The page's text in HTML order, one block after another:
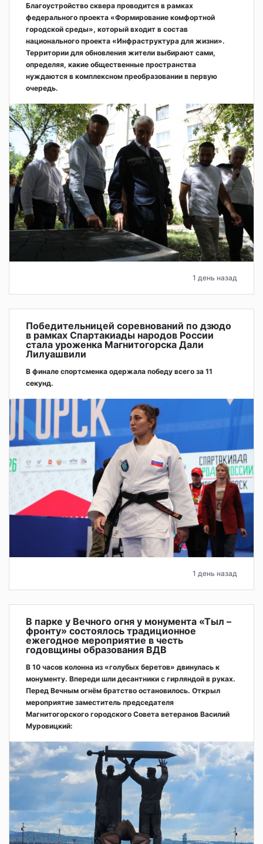
Благоустройство сквера проводится в рамках
федерального проекта «Формирование комфортной
городской среды», который входит в состав
национального проекта «Инфраструктура для жизни».
Территории для обновления жители выбирают сами,
определяя, какие общественные пространства
нуждаются в комплексном преобразовании в первую
очередь.
1 день назад
Победительницей соревнований по дзюдо
в рамках Спартакиады народов России
стала уроженка Магнитогорска Дали
Лилуашвили
В финале спортсменка одержала победу всего за 11
секунд.
1 день назад
В парке у Вечного огня у монумента «Тыл –
фронту» состоялось традиционное
ежегодное мероприятие в честь
годовщины образования ВДВ
В 10 часов колонна из «голубых беретов» двинулась к
монументу. Впереди шли десантники с гирляндой в руках.
Перед Вечным огнём братство остановилось. Открыл
мероприятие заместитель председателя
Магнитогорского городского Совета ветеранов Василий
Муровицкий: